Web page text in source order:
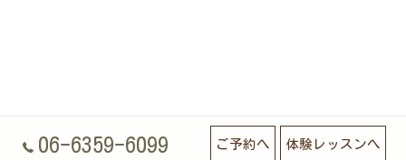
06-6359-6099 ご予約へ 体験レッスンへ